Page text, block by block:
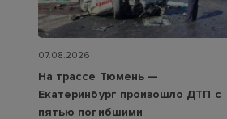
07.08.2026
На трассе Тюмень —
Екатеринбург произошло ДТП с
пятью погибшими